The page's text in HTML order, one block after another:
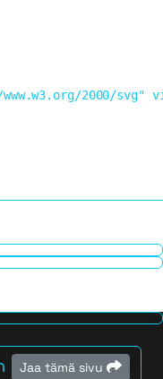
2000/svg"
Jaa tämä sivu